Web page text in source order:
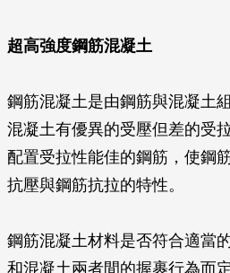
超高強度鋼筋混凝土
鋼筋混凝土是由鋼筋與混凝土
混凝土有優異的受壓但差的受
配置受拉性能佳的鋼筋，使鋼
抗壓與鋼筋抗拉的特性。
鋼筋混凝土材料是否符合適當
和混凝土兩者間的握裹行為而